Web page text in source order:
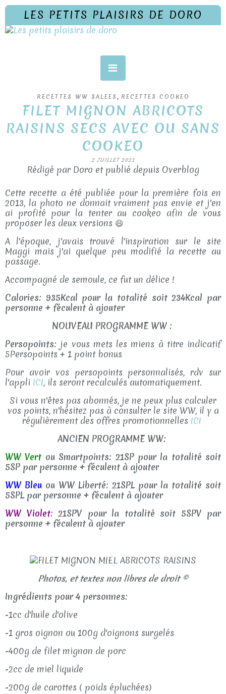
LES PETITS PLAISIRS DE DORO
RECETTES WW SALEES , RECETTES COOKEO
FILET MIGNON ABRICOTS
RAISINS SECS AVEC OU SANS
COOKEO
2 JUILLET 2021
Rédigé par Doro et publié depuis Overblog
Cette recette a été publiée pour la première fois en
2013, la photo ne donnait vraiment pas envie et j'en
ai profité pour la tenter au cookeo afin de vous
proposer les deux versions 😄
A l'époque, j'avais trouvé l'inspiration sur le site
Maggi mais j'ai quelque peu modifié la recette au
passage.
Accompagné de semoule, ce fut un délice !
Calories: 935Kcal pour la totalité soit 234Kcal par
personne + féculent à ajouter
NOUVEAU PROGRAMME WW :
Persopoints: je vous mets les miens à titre indicatif
5Persopoints + 1 point bonus
Pour avoir vos persopoints personnalisés, rdv sur
l'appli ICI, ils seront recalculés automatiquement.
Si vous n'êtes pas abonnés, je ne peux plus calculer
vos points, n'hésitez pas à consulter le site WW, il y a
régulièrement des offres promotionnelles ICI
ANCIEN PROGRAMME WW:
WW Vert ou Smartpoints: 21SP pour la totalité soit
5SP par personne + féculent à ajouter
WW Bleu ou WW Liberté: 21SPL pour la totalité soit
5SPL par personne + féculent à ajouter
WW Violet: 21SPV pour la totalité soit 5SPV par
personne + féculent à ajouter
Photos, et textes non libres de droit ©
Ingrédients pour 4 personnes:
-1cc d'huile d'olive
-1 gros oignon ou 100g d'oignons surgelés
-400g de filet mignon de porc
-2cc de miel liquide
-200g de carottes ( poids épluchées)